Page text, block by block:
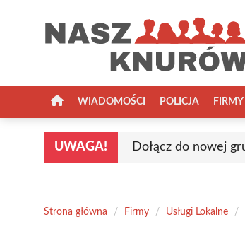
WIADOMOŚCI POLICJA FIRMY
UWAGA! Dołącz do nowej
Strona główna / Firmy / Usługi Lokalne /